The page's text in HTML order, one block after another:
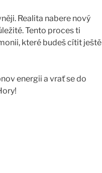
Realita nabere nový
Tento proces ti
které budeš cítit ještě
energii a vrať se do